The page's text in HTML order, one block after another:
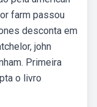
farm passou
desconta em
john
Primeira
o livro